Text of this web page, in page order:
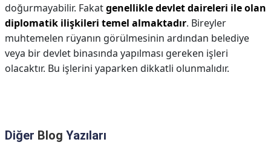
doğurmayabilir. Fakatgenellikle devlet daireleri ile olan
diplomatik ilişkileri temel almaktadır. Bireyler
muhtemelen rüyanın görülmesinin ardından belediye
veya bir devlet binasında yapılması gereken işleri
olacaktır. Bu işlerini yaparken dikkatli olunmalıdır.
Diğer Blog Yazıları